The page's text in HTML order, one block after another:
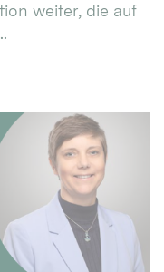
weiter, die auf